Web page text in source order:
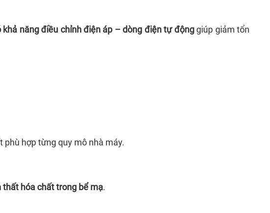
năng điều chỉnh điện áp – dòng điện tự độnggiúp giảm tổn
phù hợp từng quy mô nhà máy.
thất hóa chất trong bể mạ.